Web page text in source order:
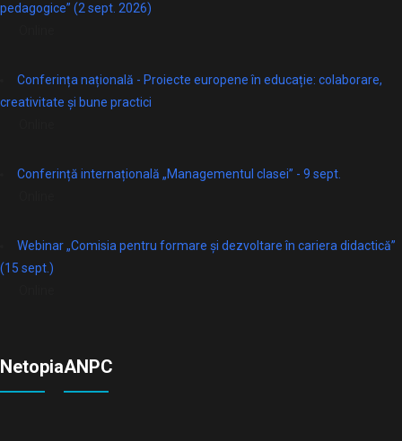
pedagogice” (2 sept. 2026)
Conferința națională - Proiecte europene în educație: colaborare,
creativitate și bune practici
Conferință internațională „Managementul clasei” - 9 sept.
Webinar „Comisia pentru formare și dezvoltare în cariera didactică”
(15 sept.)
NetopiaANPC